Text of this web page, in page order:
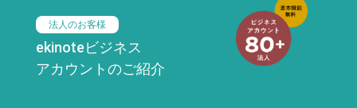
法人のお客様
ekinoteビジネス
アカウントのご紹介